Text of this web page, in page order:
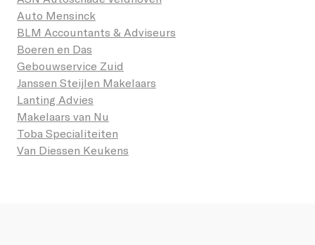
Auto Mensinck
BLM Accountants & Adviseurs
Boeren en Das
Gebouwservice Zuid
Janssen Steijlen Makelaars
Lanting Advies
Makelaars van Nu
Toba Specialiteiten
Van Diessen Keukens